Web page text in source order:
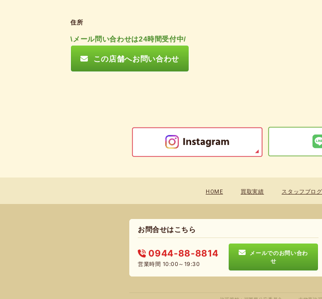
住所
\メール問い合わせは24時間受付中/
この店舗へお問い合わせ
HOME 買取実績 スタッフブログ
お問合せはこちら
0944-88-8814
営業時間 10:00～19:30
メールでのお問い合わ
せ